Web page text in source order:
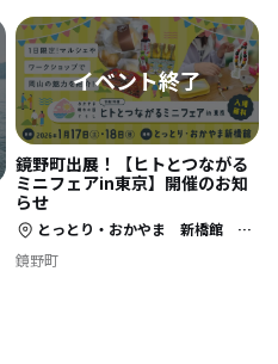
鏡野町出展！【ヒトとつながる
ミニフェアin東京】開催のお知
らせ
とっとり・おかやま 新橋館 2階
鏡野町